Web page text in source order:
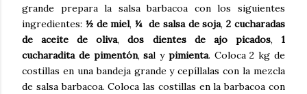
grande prepara la salsa barbacoa con los siguientes
ingredientes: ½ de miel,¼ de salsa de soja,2 cucharadas
de aceite de oliva,dos dientes de ajo picados,1
cucharadita de pimentón,sal y pimienta. Coloca 2 kg de
costillas en una bandeja grande y cepíllalas con la mezcla
de salsa barbacoa. Coloca las costillas en la barbacoa con